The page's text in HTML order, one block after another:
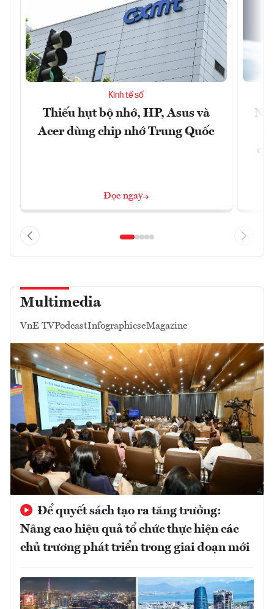
Kinh tế số
Thiếu hụt bộ nhớ, HP, Asus và
Acer dùng chip nhớ Trung Quốc
Đọc ngay
Multimedia
VnE TVPodcastInfographicseMagazine
Để quyết sách tạo ra tăng trưởng:
Nâng cao hiệu quả tổ chức thực hiện các
chủ trương phát triển trong giai đoạn mới